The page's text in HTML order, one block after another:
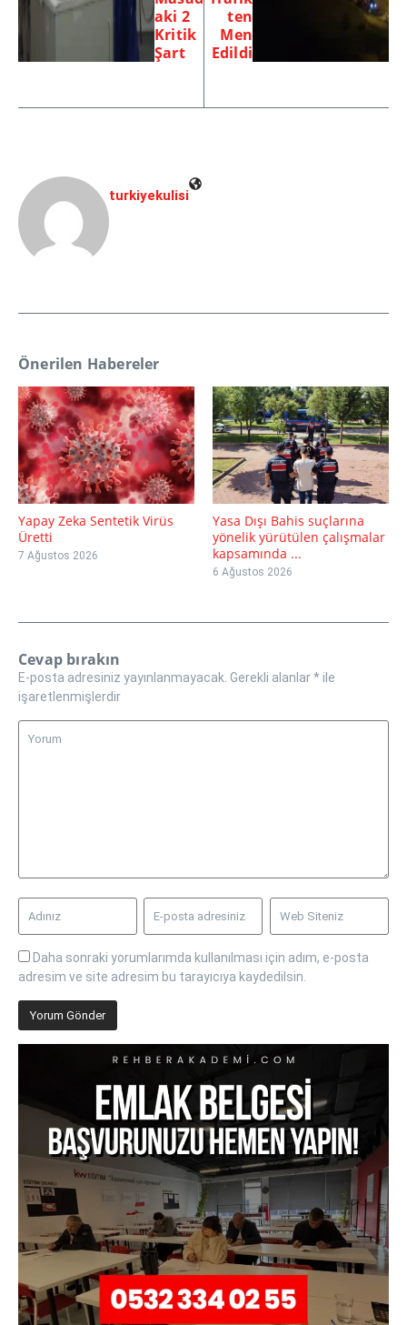
aki 2
Kritik
Şart
ten
Men
Edildi
turkiyekulisi
Önerilen Habereler
Yapay Zeka Sentetik Virüs
Üretti
7 Ağustos 2026
Yasa Dışı Bahis suçlarına
yönelik yürütülen çalışmalar
kapsamında ...
6 Ağustos 2026
Cevap bırakın
E-posta adresiniz yayınlanmayacak. Gerekli alanlar*ile
işaretlenmişlerdir
Daha sonraki yorumlarımda kullanılması için adım, e-posta
adresim ve site adresim bu tarayıcıya kaydedilsin.